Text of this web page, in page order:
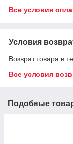
Все условия
Условия
Возврат товара в
Все условия
Подобные